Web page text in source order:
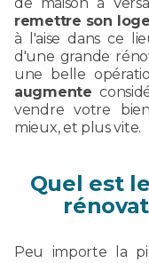
remettre son
à l'aise dans ce
d'une grande
une belle
augmente
vendre votre
mieux, et plus vite.
Quel est
Peu importe la